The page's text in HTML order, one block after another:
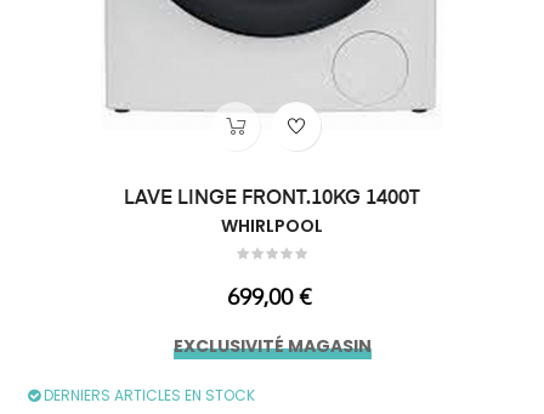
LAVE LINGE FRONT.10KG 1400T
WHIRLPOOL
Prix
699,00 €
EXCLUSIVITÉ MAGASIN
DERNIERS ARTICLES EN STOCK